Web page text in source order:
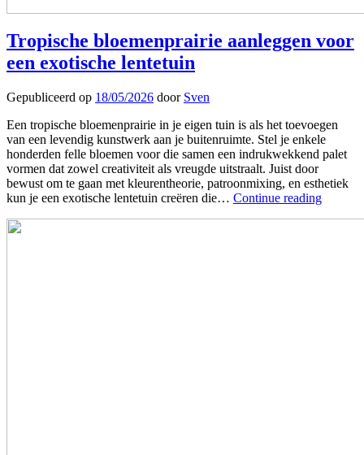
Tropische bloemenprairie aanleggen voor
een exotische lentetuin
Gepubliceerd op 18/05/2026 door Sven
Een tropische bloemenprairie in je eigen tuin is als het toevoegen
van een levendig kunstwerk aan je buitenruimte. Stel je enkele
honderden felle bloemen voor die samen een indrukwekkend palet
vormen dat zowel creativiteit als vreugde uitstraalt. Juist door
bewust om te gaan met kleurentheorie, patroonmixing, en esthetiek
kun je een exotische lentetuin creëren die… Continue reading